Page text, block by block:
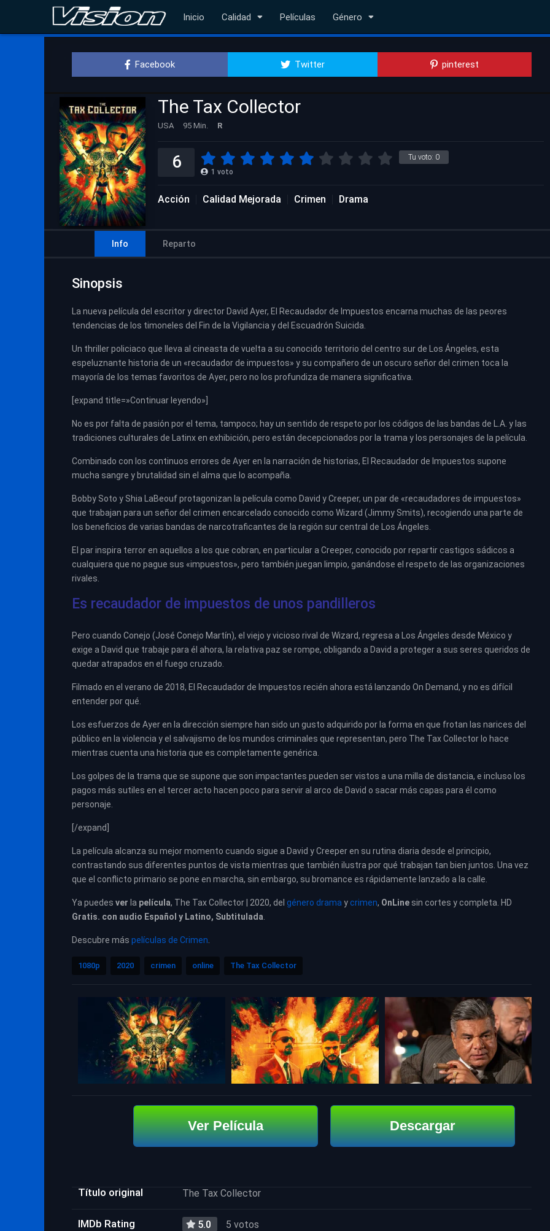
Inicio Calidad Películas Género
Facebook Twitter pinterest
The Tax Collector
USA 95 Min. R
Tu voto: 0
6 1 voto
Acción Calidad Mejorada Crimen Drama
Info Reparto
Sinopsis
La nueva película del escritor y director David Ayer, El Recaudador de Impuestos encarna muchas de las peores
tendencias de los timoneles del Fin de la Vigilancia y del Escuadrón Suicida.
Un thriller policiaco que lleva al cineasta de vuelta a su conocido territorio del centro sur de Los Ángeles, esta
espeluznante historia de un «recaudador de impuestos» y su compañero de un oscuro señor del crimen toca la
mayoría de los temas favoritos de Ayer, pero no los profundiza de manera significativa.
[expand title=»Continuar leyendo»]
No es por falta de pasión por el tema, tampoco; hay un sentido de respeto por los códigos de las bandas de L.A. y las
tradiciones culturales de Latinx en exhibición, pero están decepcionados por la trama y los personajes de la película.
Combinado con los continuos errores de Ayer en la narración de historias, El Recaudador de Impuestos supone
mucha sangre y brutalidad sin el alma que lo acompaña.
Bobby Soto y Shia LaBeouf protagonizan la película como David y Creeper, un par de «recaudadores de impuestos»
que trabajan para un señor del crimen encarcelado conocido como Wizard (Jimmy Smits), recogiendo una parte de
los beneficios de varias bandas de narcotraficantes de la región sur central de Los Ángeles.
El par inspira terror en aquellos a los que cobran, en particular a Creeper, conocido por repartir castigos sádicos a
cualquiera que no pague sus «impuestos», pero también juegan limpio, ganándose el respeto de las organizaciones
rivales.
Es recaudador de impuestos de unos pandilleros
Pero cuando Conejo (José Conejo Martín), el viejo y vicioso rival de Wizard, regresa a Los Ángeles desde México y
exige a David que trabaje para él ahora, la relativa paz se rompe, obligando a David a proteger a sus seres queridos de
quedar atrapados en el fuego cruzado.
Filmado en el verano de 2018, El Recaudador de Impuestos recién ahora está lanzando On Demand, y no es difícil
entender por qué.
Los esfuerzos de Ayer en la dirección siempre han sido un gusto adquirido por la forma en que frotan las narices del
público en la violencia y el salvajismo de los mundos criminales que representan, pero The Tax Collector lo hace
mientras cuenta una historia que es completamente genérica.
Los golpes de la trama que se supone que son impactantes pueden ser vistos a una milla de distancia, e incluso los
pagos más sutiles en el tercer acto hacen poco para servir al arco de David o sacar más capas para él como
personaje.
[/expand]
La película alcanza su mejor momento cuando sigue a David y Creeper en su rutina diaria desde el principio,
contrastando sus diferentes puntos de vista mientras que también ilustra por qué trabajan tan bien juntos. Una vez
que el conflicto primario se pone en marcha, sin embargo, su bromance es rápidamente lanzado a la calle.
Ya puedes ver la película, The Tax Collector | 2020, del género drama ycrimen, OnLine sin cortes y completa. HD
Gratis. con audio Español y Latino, Subtitulada
Descubre más películas de Crimen
1080p 2020 crimen online The Tax Collector
Ver Película Descargar
Título original The Tax Collector
IMDb Rating 5.0 5 votos